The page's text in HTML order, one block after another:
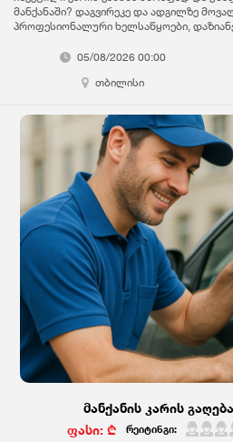
მანქანაში? დაგვირეკე და ადგილზე
პროფესიონალური ხელსაწყოები,️
იყო! 24/7 მზად ვართ დახმარებისთვის!
05/08/2026 00:00
თბილისი
მანქანის კარის
ფასი: ₾
რეიტინგი: